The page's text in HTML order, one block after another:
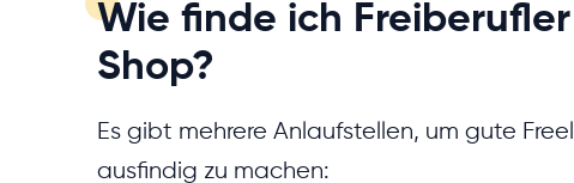
Wie finde ich
Shop?
Es gibt mehrere Anlaufstellen, um gute
ausfindig zu machen: